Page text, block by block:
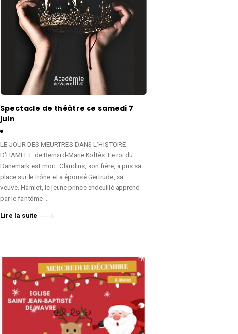
Spectacle de théâtre ce samedi 7
juin
LE JOUR DES MEURTRES DANS L’HISTOIRE
D’HAMLET de Bernard-Marie Koltès Le roi du
Danemark est mort. Claudius, son frère, a pris sa
place sur le trône et a épousé Gertrude, sa
veuve. Hamlet, le jeune prince endeuillé apprend
par le fantôme …
Lire la suite